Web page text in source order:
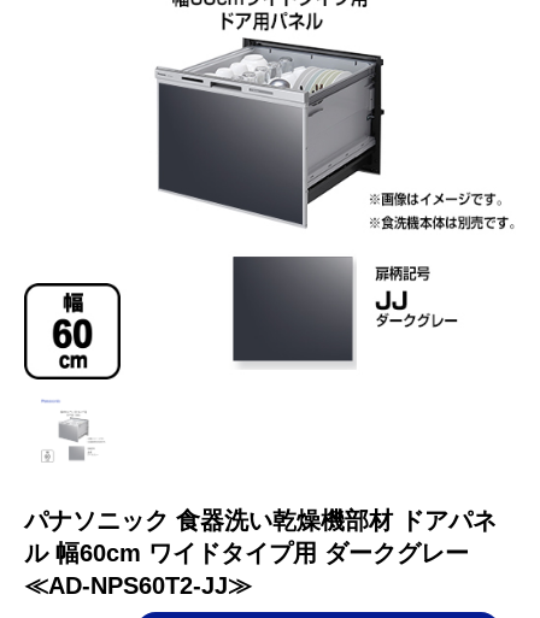
パナソニック 食器洗い乾燥機部材 ドアパネ
ル 幅60cm ワイドタイプ用 ダークグレー
≪AD-NPS60T2-JJ≫